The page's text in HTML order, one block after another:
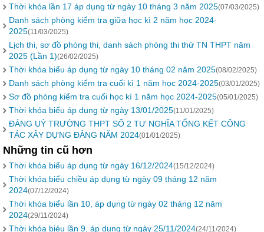
Thời khóa lần 17 áp dụng từ ngày 10 tháng 3 năm 2025(07/03/2025)
Danh sách phòng kiểm tra giữa học kì 2 năm học 2024-
2025(11/03/2025)
Lịch thi, sơ đồ phòng thi, danh sách phòng thi thử TN THPT năm
2025 (Lần 1)(26/02/2025)
Thời khóa biểu áp dụng từ ngày 10 tháng 02 năm 2025(08/02/2025)
Danh sách phòng kiểm tra cuối kì 1 năm học 2024-2025(03/01/2025)
Sơ đồ phòng kiểm tra cuối học kì 1 năm học 2024-2025(05/01/2025)
Thời khóa biểu áp dụng từ ngày 13/01/2025(11/01/2025)
ĐẢNG UỶ TRƯỜNG THPT SỐ 2 TƯ NGHĨA TỔNG KẾT CÔNG
TÁC XÂY DỰNG ĐẢNG NĂM 2024(01/01/2025)
Những tin cũ hơn
Thời khóa biểu áp dụng từ ngày 16/12/2024(15/12/2024)
Thời khóa biểu chiều áp dụng từ ngày 09 tháng 12 năm
2024(07/12/2024)
Thời khóa biểu lần 10, áp dụng từ ngày 02 tháng 12 năm
2024(29/11/2024)
Thời khóa biẻu lần 9, áp dụng từ ngày 25/11/2024(24/11/2024)